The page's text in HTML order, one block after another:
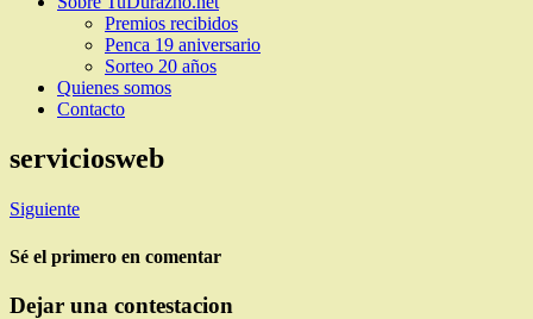
Premios recibidos
Penca 19 aniversario
Sorteo 20 años
Quienes somos
Contacto
serviciosweb
Siguiente
Sé el primero en comentar
Dejar una contestacion